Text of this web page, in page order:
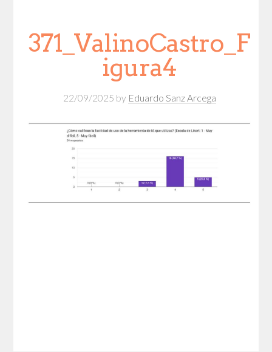
371_ValinoCastro_F
igura4
22/09/2025 by Eduardo Sanz Arcega